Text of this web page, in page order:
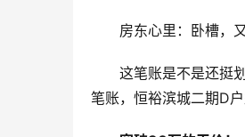
房东心里：卧槽，
这笔账是不是还挺
笔账，恒裕滨城二期D